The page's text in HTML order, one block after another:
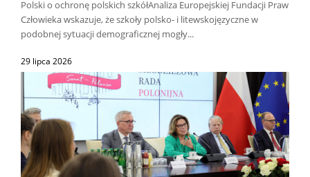
Polski o ochronę polskich szkółAnaliza Europejskiej Fundacji Praw
Człowieka wskazuje, że szkoły polsko- i litewskojęzyczne w
podobnej sytuacji demograficznej mogły...
29 lipca 2026